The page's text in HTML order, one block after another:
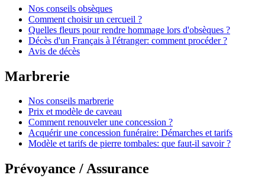
Nos conseils obsèques
Comment choisir un cercueil ?
Quelles fleurs pour rendre hommage lors d'obsèques ?
Décès d'un Français à l'étranger: comment procéder ?
Avis de décès
Marbrerie
Nos conseils marbrerie
Prix et modèle de caveau
Comment renouveler une concession ?
Acquérir une concession funéraire: Démarches et tarifs
Modèle et tarifs de pierre tombales: que faut-il savoir ?
Prévoyance / Assurance